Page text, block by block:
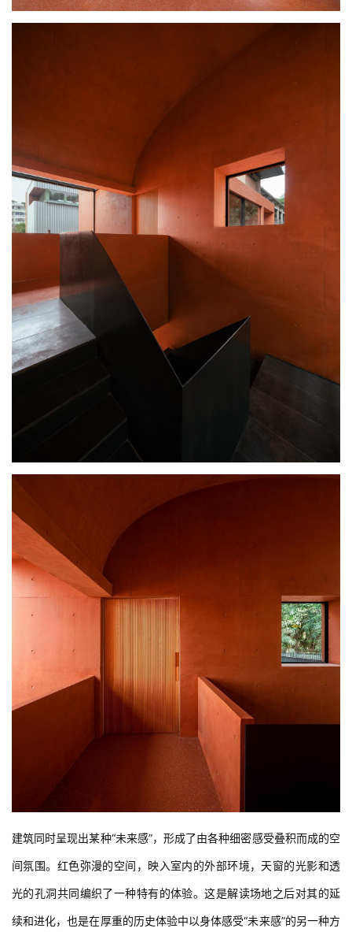
建筑同时呈现出某种“未来感”，形成了由各种细密感受叠积而成的空
间氛围。红色弥漫的空间，映入室内的外部环境，天窗的光影和透
光的孔洞共同编织了一种特有的体验。这是解读场地之后对其的延
续和进化，也是在厚重的历史体验中以身体感受“未来感”的另一种方